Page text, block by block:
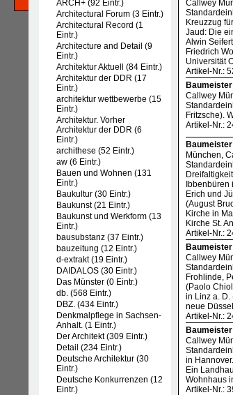
ARCH+ (92 Eintr.)
Architectural Forum (3 Eintr.)
Architectural Record (1
Eintr.)
Architecture and Detail (9
Eintr.)
Architektur Aktuell (84 Eintr.)
Architektur der DDR (17
Eintr.)
architektur wettbewerbe (15
Eintr.)
Architektur. Vorher
Architektur der DDR (6
Eintr.)
archithese (52 Eintr.)
aw (6 Eintr.)
Bauen und Wohnen (131
Eintr.)
Baukultur (30 Eintr.)
Baukunst (21 Eintr.)
Baukunst und Werkform (13
Eintr.)
bausubstanz (37 Eintr.)
bauzeitung (12 Eintr.)
d-extrakt (19 Eintr.)
DAIDALOS (30 Eintr.)
Das Münster (0 Eintr.)
db. (568 Eintr.)
DBZ. (434 Eintr.)
Denkmalpflege in Sachsen-
Anhalt. (1 Eintr.)
Der Architekt (309 Eintr.)
Detail (234 Eintr.)
Deutsche Architektur (30
Eintr.)
Deutsche Konkurrenzen (12
Eintr.)
Callwey
Kreuzzug
Jaud: Die
Alwin
Friedrich
Universität
Artikel-Nr.:
Callwey
Fritzsche).
Artikel-Nr.:
München,
Erich und
(August
Kirche in
Kirche St.
Artikel-Nr.:
Callwey
Frohlinde,
(Paolo
in Linz a. D.
neue
Artikel-Nr.:
Callwey
in
Ein
Wohnhaus
Artikel-Nr.: